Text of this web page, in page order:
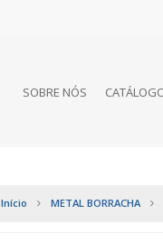
SOBRE NÓS
Início METAL BORRACHA